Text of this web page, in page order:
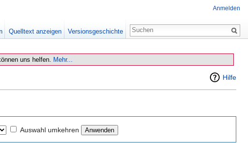
uns helfen. Mehr...
Hilfe
Auswahl umkehren
Anmelden
Quelltext anzeigen Versionsgeschichte